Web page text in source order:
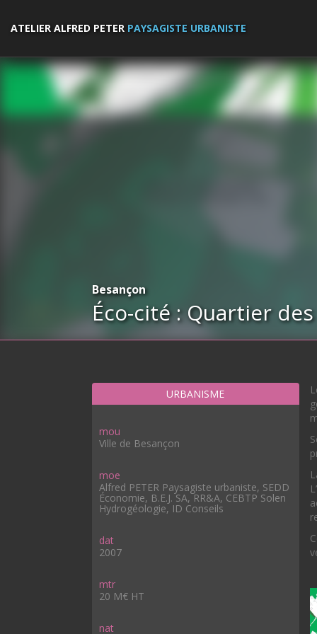
ATELIER ALFRED PETER PAYSAGISTE URBANISTE
Besançon
Éco-cité : Quartier
URBANISME
mou
Ville de Besançon
moe
Alfred PETER Paysagiste urbaniste, SEDD
Économie, B.E.J. SA, RR&A, CEBTP Solen
Hydrogéologie, ID Conseils
dat
2007
mtr
20 M€ HT
nat